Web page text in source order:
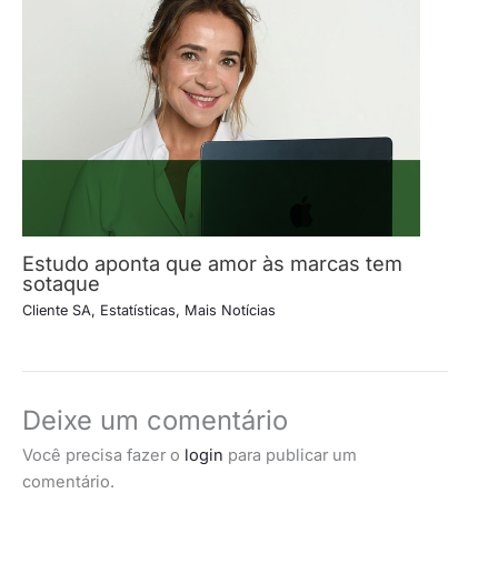
Estudo aponta que amor às marcas tem
sotaque
Cliente SA, Estatísticas, Mais Notícias
Deixe um comentário
Você precisa fazer o login para publicar um
comentário.